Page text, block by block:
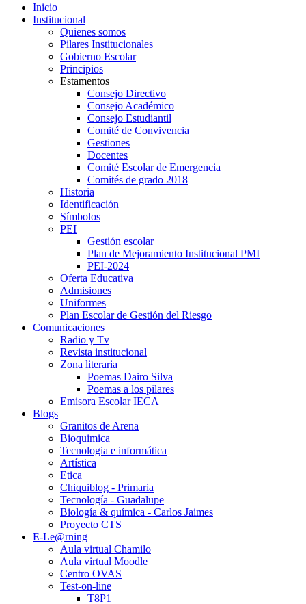
Inicio
Institucional
Quienes somos
Pilares Institucionales
Gobierno Escolar
Principios
Estamentos
Consejo Directivo
Consejo Académico
Consejo Estudiantil
Comité de Convivencia
Gestiones
Docentes
Comité Escolar de Emergencia
Comités de grado 2018
Historia
Identificación
Símbolos
PEI
Gestión escolar
Plan de Mejoramiento Institucional PMI
PEI-2024
Oferta Educativa
Admisiones
Uniformes
Plan Escolar de Gestión del Riesgo
Comunicaciones
Radio y Tv
Revista institucional
Zona literaria
Poemas Dairo Silva
Poemas a los pilares
Emisora Escolar IECA
Blogs
Granitos de Arena
Bioquimica
Tecnologia e informática
Artística
Etica
Chiquiblog - Primaria
Tecnología - Guadalupe
Biología & química - Carlos Jaimes
Proyecto CTS
E-Le@rning
Aula virtual Chamilo
Aula virtual Moodle
Centro OVAS
Test-on-line
T8P1